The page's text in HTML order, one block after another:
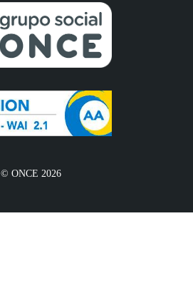
© ONCE 2026